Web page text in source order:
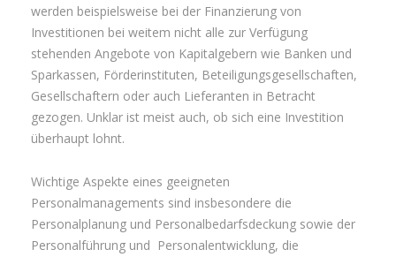
werden beispielsweise bei der Finanzierung von
Investitionen bei weitem nicht alle zur Verfügung
stehenden Angebote von Kapitalgebern wie Banken und
Sparkassen, Förderinstituten, Beteiligungsgesellschaften,
Gesellschaftern oder auch Lieferanten in Betracht
gezogen. Unklar ist meist auch, ob sich eine Investition
überhaupt lohnt.
Wichtige Aspekte eines geeigneten
Personalmanagements sind insbesondere die
Personalplanung und Personalbedarfsdeckung sowie der
Personalführung und Personalentwicklung, die